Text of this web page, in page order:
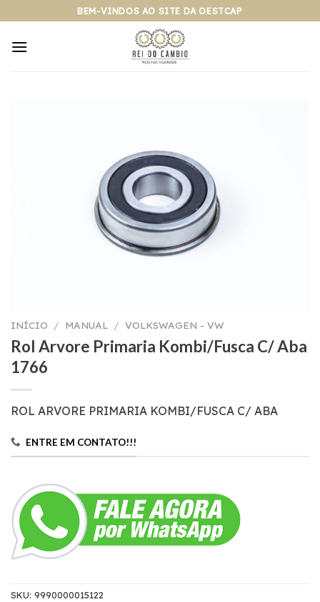
para
BEM-VINDOS AO SITE DA OESTCAP
INÍCIO / MANUAL / VOLKSWAGEN - VW
Rol Arvore Primaria Kombi/Fusca C/ Aba
1766
ROL ARVORE PRIMARIA KOMBI/FUSCA C/ ABA
ENTRE EM CONTATO!!!
SKU: 9990000015122